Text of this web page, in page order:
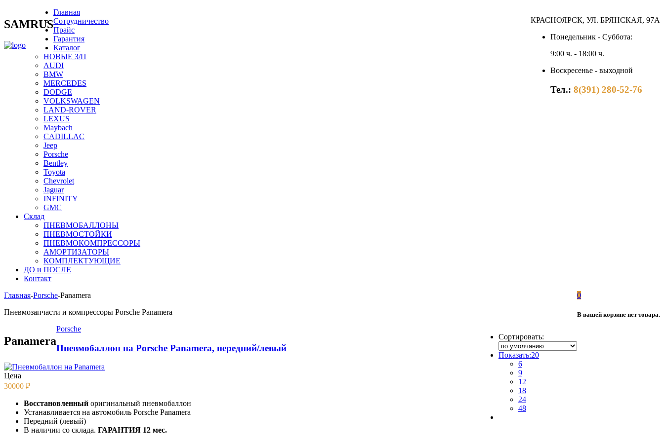
SAMRUS
КРАСНОЯРСК, УЛ. БРЯНСКАЯ, 97А
Понедельник - Суббота:
9:00 ч. - 18:00 ч.
Воскресенье - выходной
Тел.: 8(391) 280-52-76
Главная
Сотрудничество
Прайс
Гарантия
Каталог
НОВЫЕ З/П
AUDI
BMW
MERCEDES
DODGE
VOLKSWAGEN
LAND-ROVER
LEXUS
Maybach
CADILLAC
Jeep
Porsche
Bentley
Toyota
Chevrolet
Jaguar
INFINITY
GMC
Склад
ПНЕВМОБАЛЛОНЫ
ПНЕВМОСТОЙКИ
ПНЕВМОКОМПРЕССОРЫ
АМОРТИЗАТОРЫ
КОМПЛЕКТУЮЩИЕ
ДО и ПОСЛЕ
Контакт
0
В вашей корзине нет товара.
Главная-Porsche-Panamera
Пневмозапчасти и компрессоры Porsche Panamera
Panamera Сортировать:
Показать:20
6
9
12
18
24
48
Porsche
Пневмобаллон на Porsche Panamera, передний/левый
Цена
30000 ₽
Восстановленный оригинальный пневмобаллон
Устанавливается на автомобиль Porsche Panamera
Передний (левый)
В наличии со склада. ГАРАНТИЯ 12 мес.